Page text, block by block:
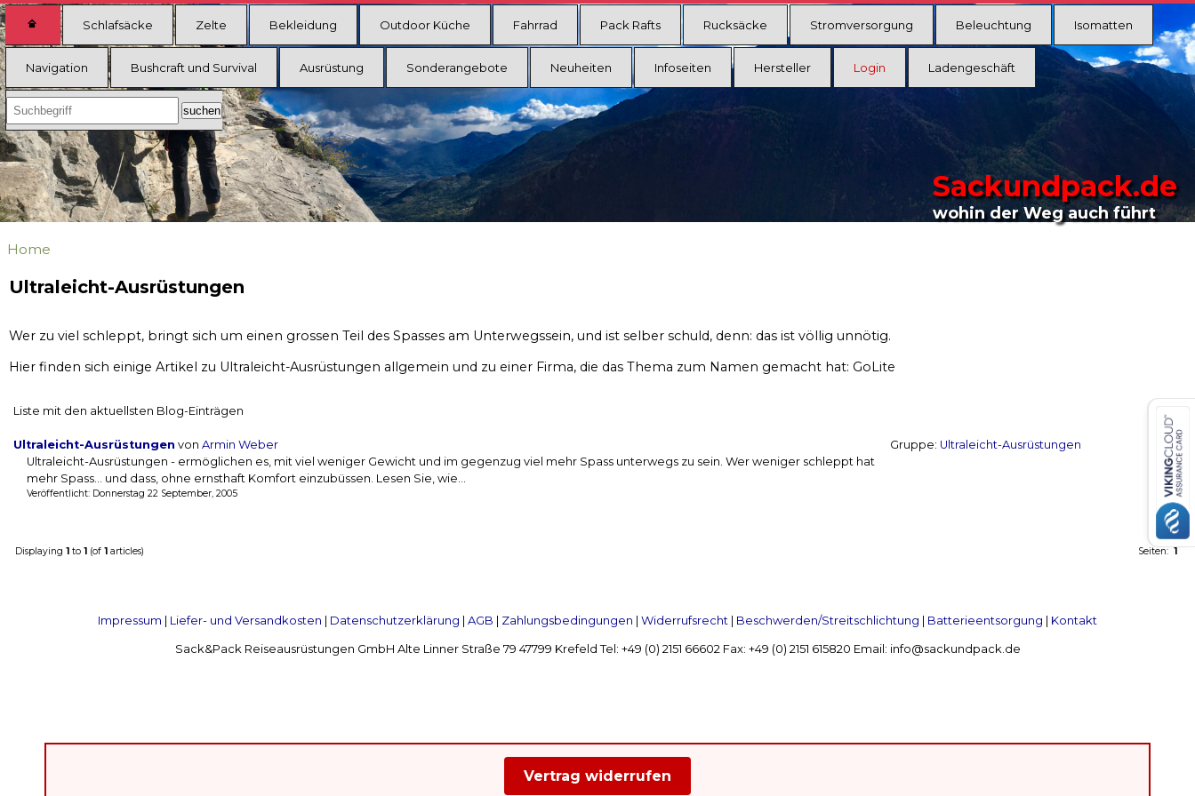
Schlafsäcke Zelte Bekleidung Outdoor Küche Fahrrad Pack Rafts Rucksäcke Stromversorgung Beleuchtung Isomatten
Navigation Bushcraft und Survival Ausrüstung Sonderangebote Neuheiten Infoseiten Hersteller Login Ladengeschäft
Sackundpack.de
wohin der Weg auch führt
Home
Ultraleicht-Ausrüstungen
Wer zu viel schleppt, bringt sich um einen grossen Teil des Spasses am Unterwegssein, und ist selber schuld, denn: das ist völlig unnötig.
Hier finden sich einige Artikel zu Ultraleicht-Ausrüstungen allgemein und zu einer Firma, die das Thema zum Namen gemacht hat: GoLite
Liste mit den aktuellsten Blog-Einträgen
Ultraleicht-Ausrüstungen von Armin Weber Gruppe: Ultraleicht-Ausrüstungen
Ultraleicht-Ausrüstungen - ermöglichen es, mit viel weniger Gewicht und im gegenzug viel mehr Spass unterwegs zu sein. Wer weniger schleppt hat
mehr Spass... und dass, ohne ernsthaft Komfort einzubüssen. Lesen Sie, wie...
Veröffentlicht: Donnerstag 22 September, 2005
Displaying 1 to 1 (of 1 articles) Seiten: 1
Impressum | Liefer- und Versandkosten | Datenschutzerklärung | AGB | Zahlungsbedingungen | Widerrufsrecht | Beschwerden/Streitschlichtung | Batterieentsorgung | Kontakt
Sack&Pack Reiseausrüstungen GmbH Alte Linner Straße 79 47799 Krefeld Tel: +49 (0) 2151 66602 Fax: +49 (0) 2151 615820 Email: info@sackundpack.de
Vertrag widerrufen